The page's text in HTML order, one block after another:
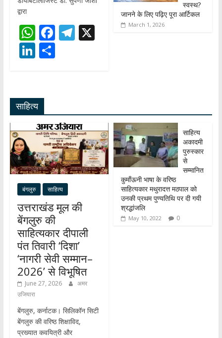
द्वारा
W
h
at
A
p
p
F
ac
e
o
k
T
m
X
Li
e
dI
n
S
स्वस्थ?
जानने के लिए पढ़िए पूरा आर्टिकल
March 1, 2026
साहित्य
बंगलुरु साहित्य
उत्तराखंड मूल की
बेंगलुरु की
साहित्यकार दीपाली
पंत तिवारी ‘दिशा’
‘नागरी सेवी सम्मान–
2026’ से विभूषित
June 27, 2026
अमर
उजियारा
बेंगलुरु, कर्नाटक। सिलिकॉन सिटी
बेंगलुरु की वरिष्ठ शिक्षाविद,
प्रख्यात कवयित्री और
साहित्य
अकादमी
पुरुस्कार
से
सम्मानित
कुमाँऊनी भाषा के वरिष्ठ
साहित्यकार मथुरादत्त मठपाल को
उनकी प्रथम पुण्यतिथि पर दी गयी
श्रद्धांजलि
May 10, 2022 0